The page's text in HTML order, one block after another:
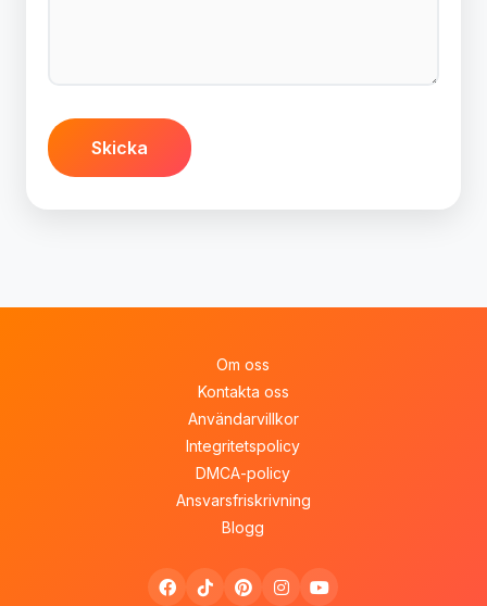
Skicka
Om oss
Kontakta oss
Användarvillkor
Integritetspolicy
DMCA-policy
Ansvarsfriskrivning
Blogg